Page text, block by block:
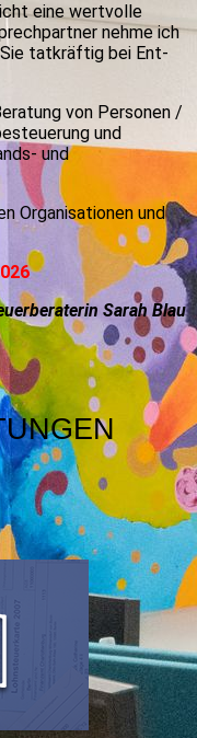
eine wert­volle
nehme ich
tatkräftig bei Ent­
von Personen /
und
und
Organisationen und
Sarah Blau